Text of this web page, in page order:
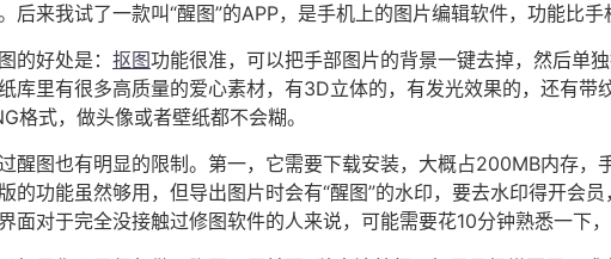
后来我试了一款叫“醒图”的APP，是手机上的图片编辑软件，功能比手
的好处是： 抠图功能很准，可以把手部图片的背景一键去掉，然后单
库里有很多高质量的爱心素材，有3D立体的，有发光效果的，还有带
格式，做头像或者壁纸都不会糊。
醒图也有明显的限制。第一，它需要下载安装，大概占200MB内存，
的功能虽然够用，但导出图片时会有“醒图”的水印，要去水印得开会
面对于完全没接触过修图软件的人来说，可能需要花10分钟熟悉一下